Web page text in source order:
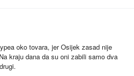
oko tovara, jer Osijek zasad nije
kraju dana da su oni zabili samo dva